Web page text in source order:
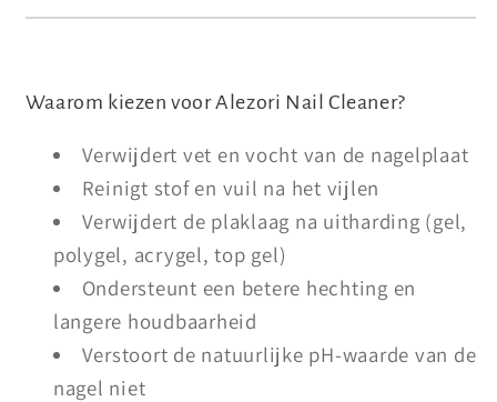
Waarom kiezen voor Alezori Nail Cleaner?
Verwijdert vet en vocht van de nagelplaat
Reinigt stof en vuil na het vijlen
Verwijdert de plaklaag na uitharding (gel,
polygel, acrygel, top gel)
Ondersteunt een betere hechting en
langere houdbaarheid
Verstoort de natuurlijke pH-waarde van de
nagel niet